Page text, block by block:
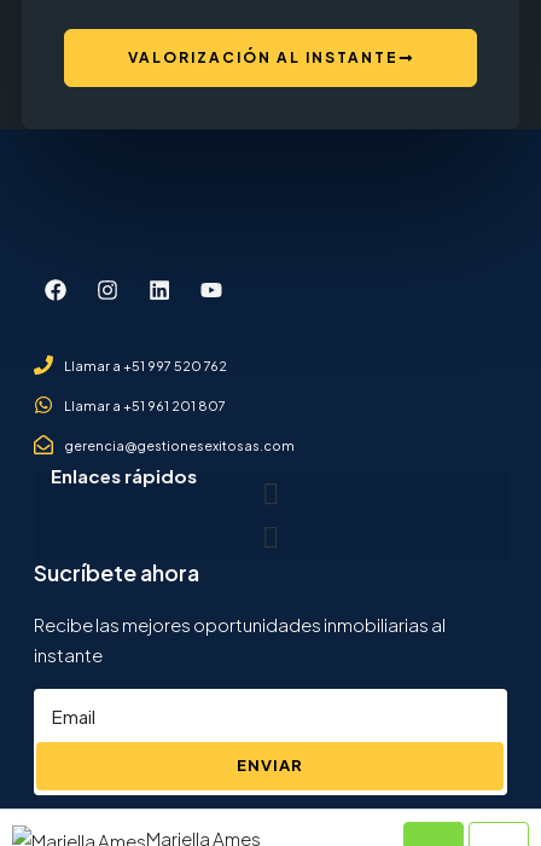
Mariella Ames
VALORIZACIÓN AL INSTANTE
Llamar a +51 997 520 762
Llamar a +51 961 201 807
gerencia@gestionesexitosas.com
Enlaces rápidos
Sucríbete ahora
Recibe las mejores oportunidades inmobiliarias al
instante
ENVIAR